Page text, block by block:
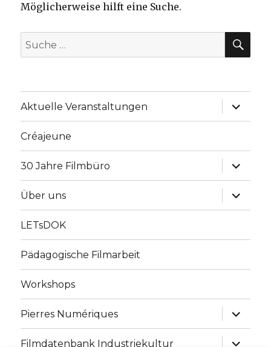
Möglicherweise hilft eine Suche.
Suche
nach:
Aktuelle Veranstaltungen
Créajeune
30 Jahre Filmbüro
Über uns
LETsDOK
Pädagogische Filmarbeit
Workshops
Pierres Numériques
Filmdatenbank Industriekultur